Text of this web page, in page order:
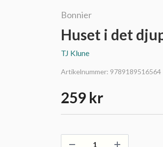
Bonnier
Huset i det
TJ Klune
Artikelnummer: 9789189516564
259 kr